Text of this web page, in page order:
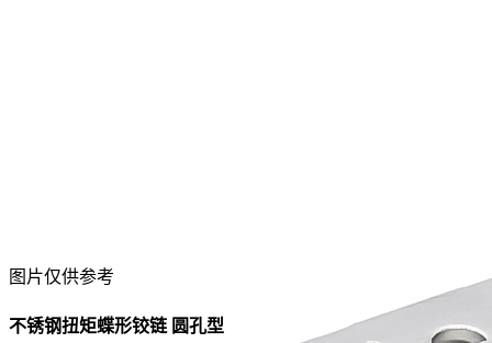
图片仅供参考
不锈钢扭矩蝶形铰链 圆孔型